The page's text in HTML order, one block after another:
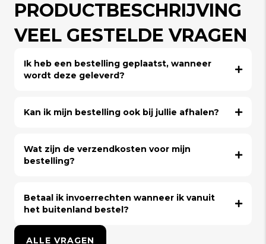
PRODUCTBESCHRIJVING
VEEL GESTELDE VRAGEN
Ik heb een bestelling geplaatst, wanneer
wordt deze geleverd?
Kan ik mijn bestelling ook bij jullie afhalen?
Wat zijn de verzendkosten voor mijn
bestelling?
Betaal ik invoerrechten wanneer ik vanuit
het buitenland bestel?
ALLE VRAGEN